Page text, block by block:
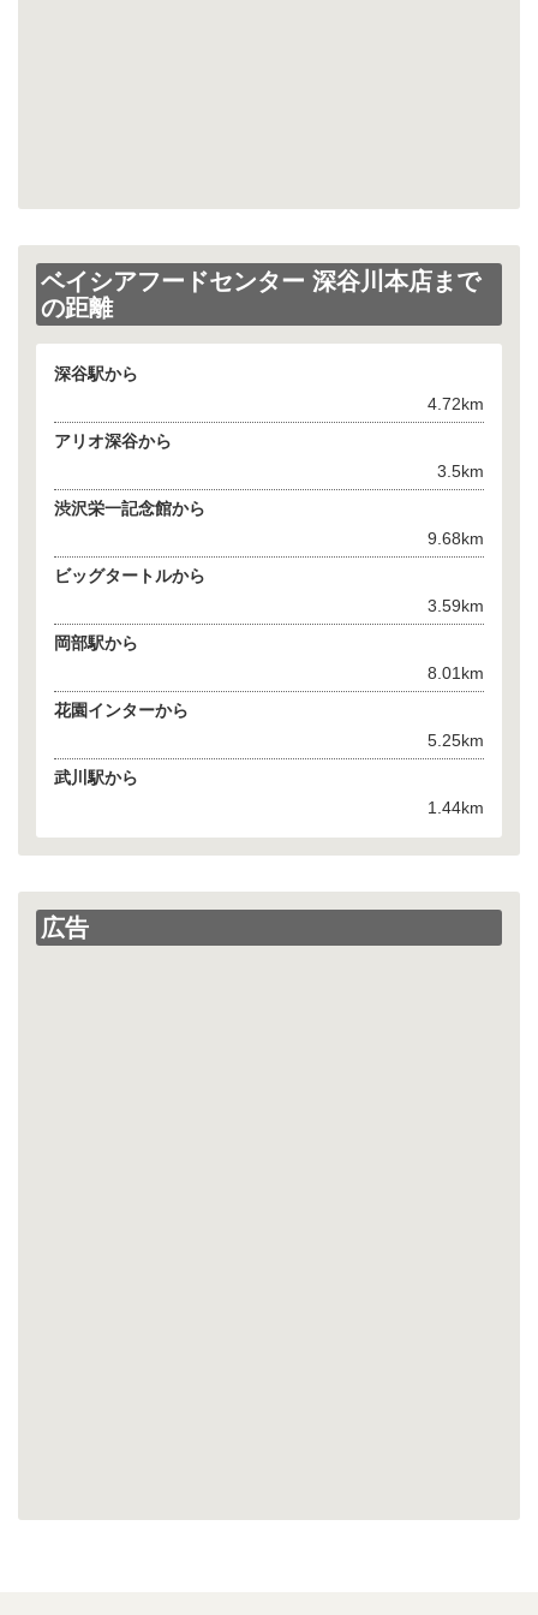
ベイシアフードセンター 深谷川本店まで
の距離
深谷駅から
4.72km
アリオ深谷から
3.5km
渋沢栄一記念館から
9.68km
ビッグタートルから
3.59km
岡部駅から
8.01km
花園インターから
5.25km
武川駅から
1.44km
広告